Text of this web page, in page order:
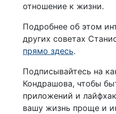
отношение к жизни.
Подробнее об этом
других советах
прямо здесь.
Подписывайтесь на
Кондрашова, чтобы
приложений и
вашу жизнь проще и